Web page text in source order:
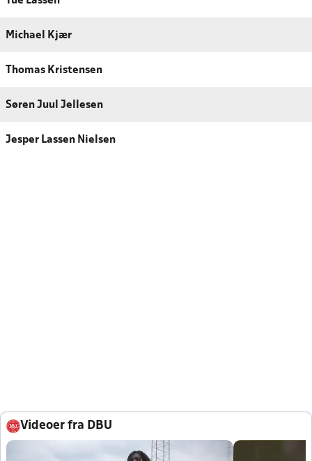
Michael Kjær
Thomas Kristensen
Søren Juul Jellesen
Jesper Lassen Nielsen
Videoer fra DBU